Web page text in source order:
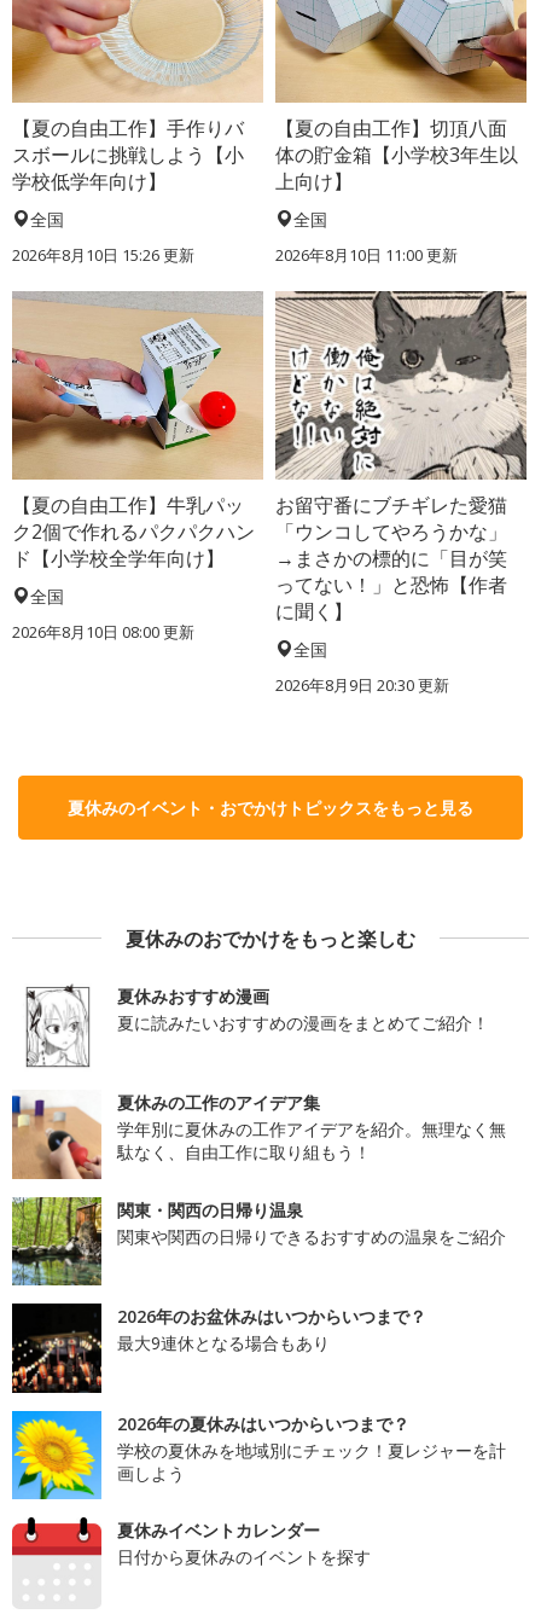
【夏の自由工作】手作りバ
スボールに挑戦しよう【小
学校低学年向け】
全国
2026年8月10日 15:26更新
【夏の自由工作】切頂八面
体の貯金箱【小学校3年生以
上向け】
全国
2026年8月10日 11:00更新
【夏の自由工作】牛乳パッ
ク2個で作れるパクパクハン
ド【小学校全学年向け】
全国
2026年8月10日 08:00更新
お留守番にブチギレた愛猫
「ウンコしてやろうかな」
→まさかの標的に「目が笑
ってない！」と恐怖【作者
に聞く】
全国
2026年8月9日 20:30更新
夏休みのイベント・おでかけトピックスをもっと見る
夏休みのおでかけをもっと楽しむ
夏休みおすすめ漫画
夏に読みたいおすすめの漫画をまとめてご紹介！
夏休みの工作のアイデア集
学年別に夏休みの工作アイデアを紹介。無理なく無
駄なく、自由工作に取り組もう！
関東・関西の日帰り温泉
関東や関西の日帰りできるおすすめの温泉をご紹介
2026年のお盆休みはいつからいつまで？
最大9連休となる場合もあり
2026年の夏休みはいつからいつまで？
学校の夏休みを地域別にチェック！夏レジャーを計
画しよう
夏休みイベントカレンダー
日付から夏休みのイベントを探す